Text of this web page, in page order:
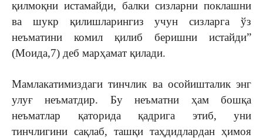
қилмоқни истамайди, балки сизларни поклашни
ва шукр қилишларингиз учун сизларга ўз
неъматини комил қилиб беришни истайди”
(Моида,7) деб марҳамат қилади.
Мамлакатимиздаги тинчлик ва осойишталик энг
улуғ неъматдир. Бу неъматни ҳам бошқа
неъматлар қаторида қадрига этиб, уни
тинчлигини сақлаб, ташқи таҳдидлардан ҳимоя